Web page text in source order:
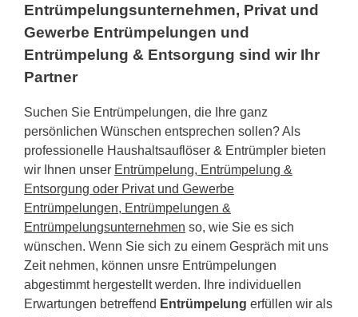
Entrümpelungsunternehmen, Privat und
Gewerbe Entrümpelungen und
Entrümpelung & Entsorgung sind wir Ihr
Partner
Suchen Sie Entrümpelungen, die Ihre ganz
persönlichen Wünschen entsprechen sollen? Als
professionelle Haushaltsauflöser & Entrümpler bieten
wir Ihnen unser Entrümpelung, Entrümpelung &
Entsorgung oder Privat und Gewerbe
Entrümpelungen, Entrümpelungen &
Entrümpelungsunternehmen so, wie Sie es sich
wünschen. Wenn Sie sich zu einem Gespräch mit uns
Zeit nehmen, können unsre Entrümpelungen
abgestimmt hergestellt werden. Ihre individuellen
Erwartungen betreffend Entrümpelung erfüllen wir als